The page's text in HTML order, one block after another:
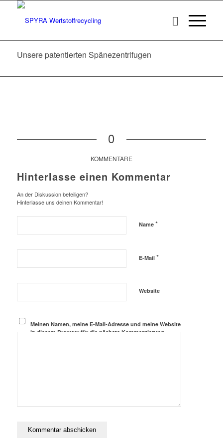
Unsere patentierten Spänezentrifugen
0
KOMMENTARE
Hinterlasse einen Kommentar
An der Diskussion beteiligen?
Hinterlasse uns deinen Kommentar!
Name *
E-Mail *
Website
Meinen Namen, meine E-Mail-Adresse und meine Website
in diesem Browser für die nächste Kommentierung